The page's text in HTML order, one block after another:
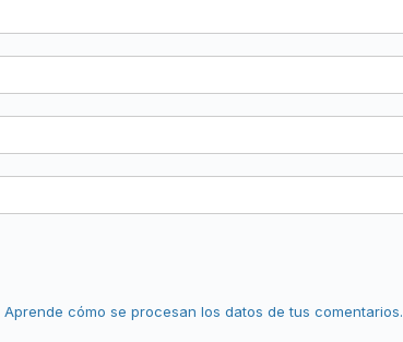
Aprende cómo se procesan los datos de tus comentarios.